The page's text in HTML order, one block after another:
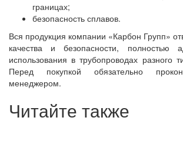
границах;
безопасность сплавов.
Вся продукция компании «Карбон Групп»
качества и безопасности, полностью
использования в трубопроводах разного
Перед покупкой обязательно
менеджером.
Читайте также